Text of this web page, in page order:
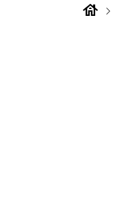
house